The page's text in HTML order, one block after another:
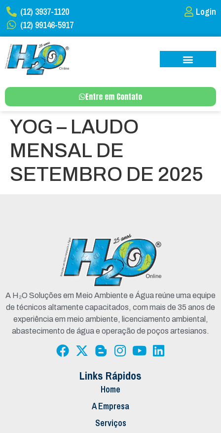
(12) 3937-1120
(12) 99146-5917
Login
Entre em Contato
YOG – LAUDO
MENSAL DE
SETEMBRO DE 2025
A H₂O Soluções em Meio Ambiente e Água reúne uma equipe
de técnicos altamente capacitados, com mais de 35 anos de
experiência em meio ambiente, licenciamento ambiental,
abastecimento de água e operação de poços artesianos.
Links Rápidos
Home
A Empresa
Serviços